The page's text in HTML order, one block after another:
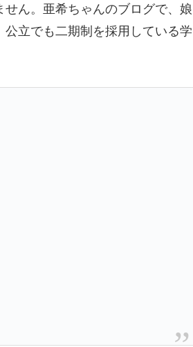
ん。亜希ちゃんのブログで、娘
公立でも二期制を採用している学